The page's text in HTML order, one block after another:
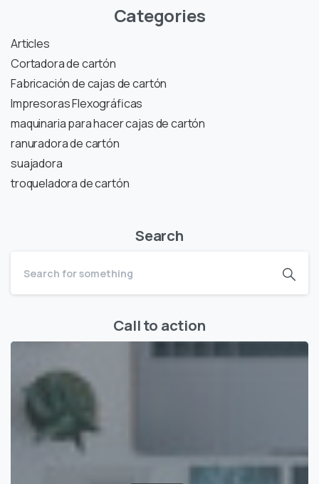
Categories
Articles
Cortadora de cartón
Fabricación de cajas de cartón
Impresoras Flexográficas
maquinaria para hacer cajas de cartón
ranuradora de cartón
suajadora
troqueladora de cartón
Search
Call to action